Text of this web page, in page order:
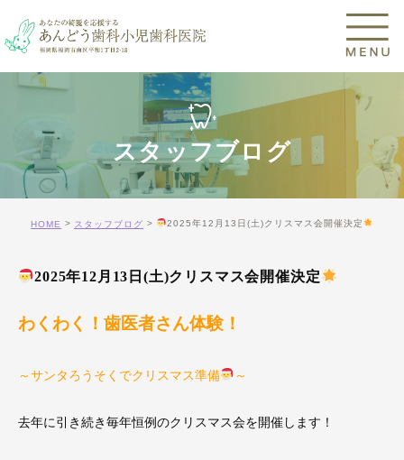
スタッフブログ
HOME スタッフブログ 2025年12月13日(土)クリスマス会開催決定
2025年12月13日(土)クリスマス会開催決定
わくわく！歯医者さん体験！
～サンタろうそくでクリスマス準備 ～
去年に引き続き毎年恒例のクリスマス会を開催します！